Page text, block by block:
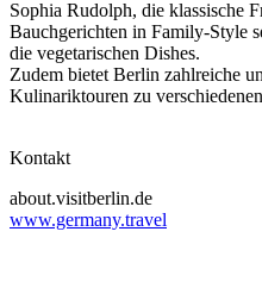
Sophia Rudolph, die klassische
Bauchgerichten in Family-Style
die vegetarischen Dishes.
Zudem bietet Berlin zahlreiche
Kulinariktouren zu
Kontakt
about.visitberlin.de
www.germany.travel